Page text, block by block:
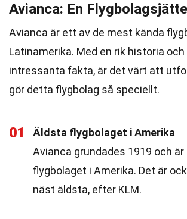
Avianca: En Flygbolagsjätte
Avianca är ett av de mest kända
Latinamerika. Med en rik historia
intressanta fakta, är det värt att
gör detta flygbolag så speciellt.
01
Äldsta flygbolaget i Amerika
Avianca grundades 1919 och
flygbolaget i Amerika. Det är
näst äldsta, efter KLM.